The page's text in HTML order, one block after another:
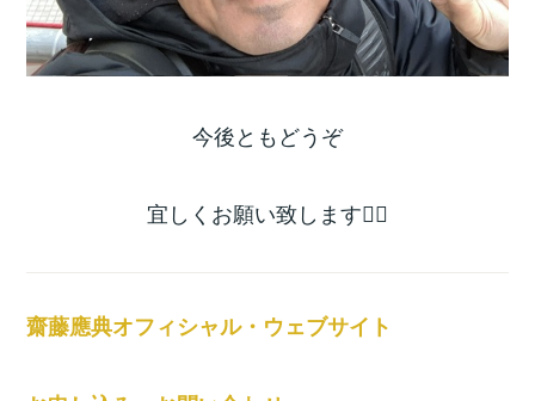
今後ともどうぞ
宜しくお願い致します🙇‍♀️
齋藤應典オフィシャル・ウェブサイト